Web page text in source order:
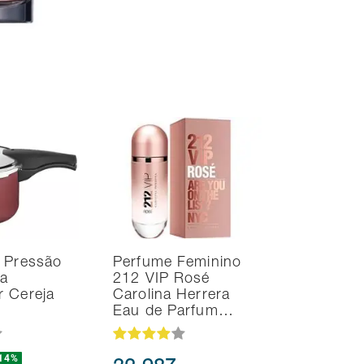
Pressão
Cereja
Perfume Feminino
212 VIP Rosé
Carolina Herrera
Eau de Parfum…